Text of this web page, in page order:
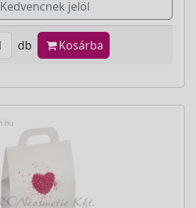
Kedvencnek jelöl
db Kosárba